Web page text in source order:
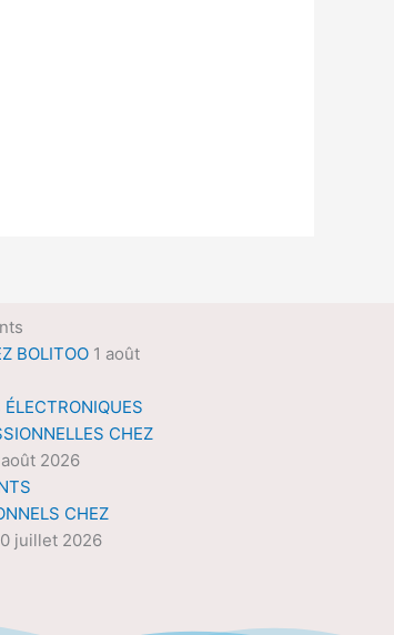
BOLITOO 1 août
CHEZ
août 2026
CHEZ
juillet 2026